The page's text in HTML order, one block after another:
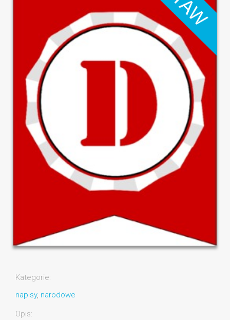
Kategorie:
napisy, narodowe
Opis: